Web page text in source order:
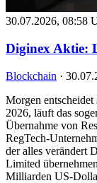
30.07.2026, 08:58
Diginex Aktie:
Blockchain ·
Morgen
2026, läuft das
Übernahme von
RegTech-
der alles verändert
Limited
Milliarden US-